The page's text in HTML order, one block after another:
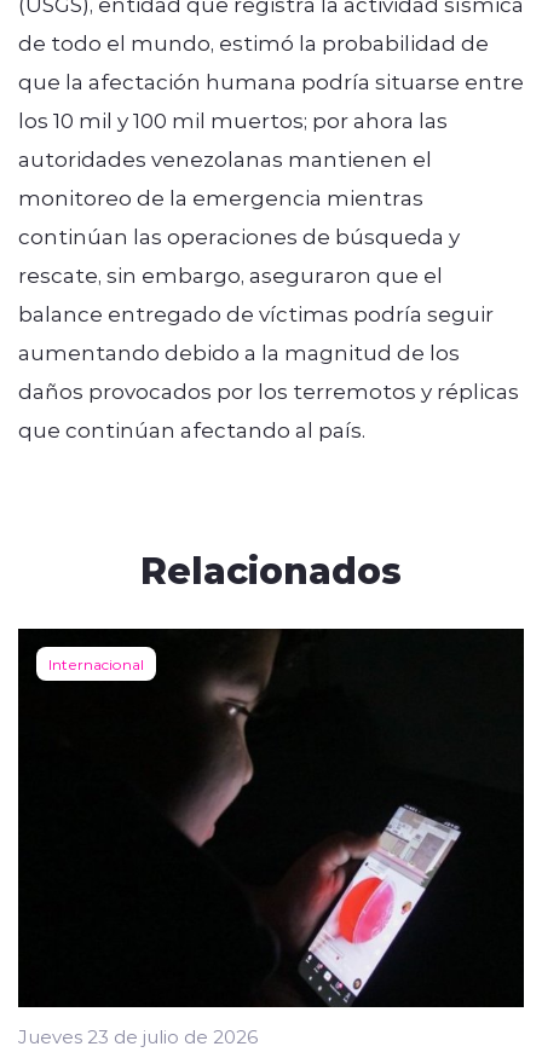
de todo el mundo, estimó la probabilidad de
que la afectación humana podría situarse entre
los 10 mil y 100 mil muertos; por ahora las
autoridades venezolanas mantienen el
monitoreo de la emergencia mientras
continúan las operaciones de búsqueda y
rescate, sin embargo, aseguraron que el
balance entregado de víctimas podría seguir
aumentando debido a la magnitud de los
daños provocados por los terremotos y réplicas
que continúan afectando al país.
Relacionados
Internacional
Jueves 23 de julio de 2026